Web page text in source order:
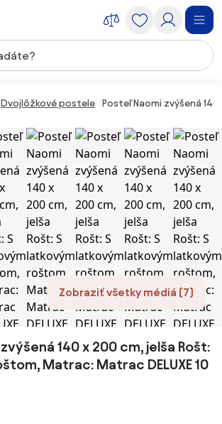
Dvojlôžkové postele Posteľ Naomi zvýšená
Zobraziť všetky médiá (7)
140 x 200 cm, jelša Rošt:
Matrac: Matrac DELUXE 10